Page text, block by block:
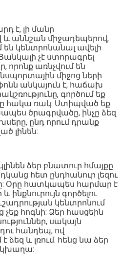
է, լի մանր
և աննշան միջադեպերով,
կենտրոնանալ ավելի
չէ ստորագրել
առնչվում են
միջոց ների
անկայուն է, հաճախ
գործում եք
հակա ռակ: Ստիպված եք
ծրագրվածը, ինչը ձեզ
ընդ որում դրանք
լինեն:
ձեր բնատուր հմայքը
հետ ընդհանուր լեզու
Օրը հատկապես հարմար է
գործելու
կենտրոնում
չեք հոգնի: Ձեր հասցեին
սակայն
հանդեպ, ով
ձեզ և լռում. հենց նա ձեր
կխաղա: